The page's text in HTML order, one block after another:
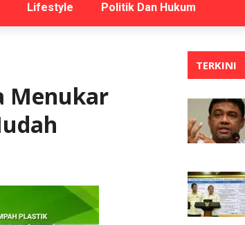
Lifestyle Politik Dan Hukum
Menukar
TERKINI